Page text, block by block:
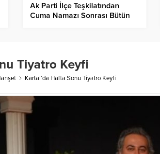
Ak Parti İlçe Teşkilatından
Cuma Namazı Sonrası Bütün
Tiyatro Keyfi
Kartal’da Hafta Sonu Tiyatro Keyfi